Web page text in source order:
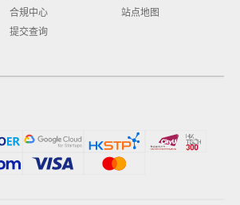
合規中心
提交查询
站点地图